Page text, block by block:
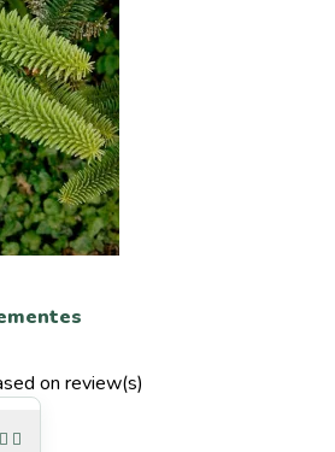
on review(s)
 